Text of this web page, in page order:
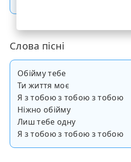
Слова пісні
Обійму тебе
Ти життя моє
Я з тобою з тобою з тобою
Ніжно обійму
Лиш тебе одну
Я з тобою з тобою з тобою